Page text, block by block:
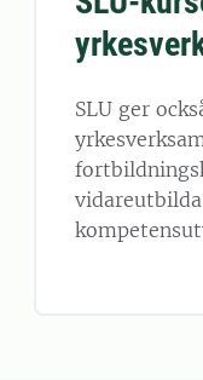
SLU ger